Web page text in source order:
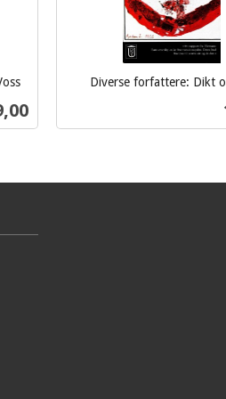
Diverse forfattere: Dikt